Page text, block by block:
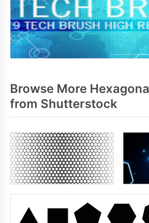
Browse More
from Shutterstock